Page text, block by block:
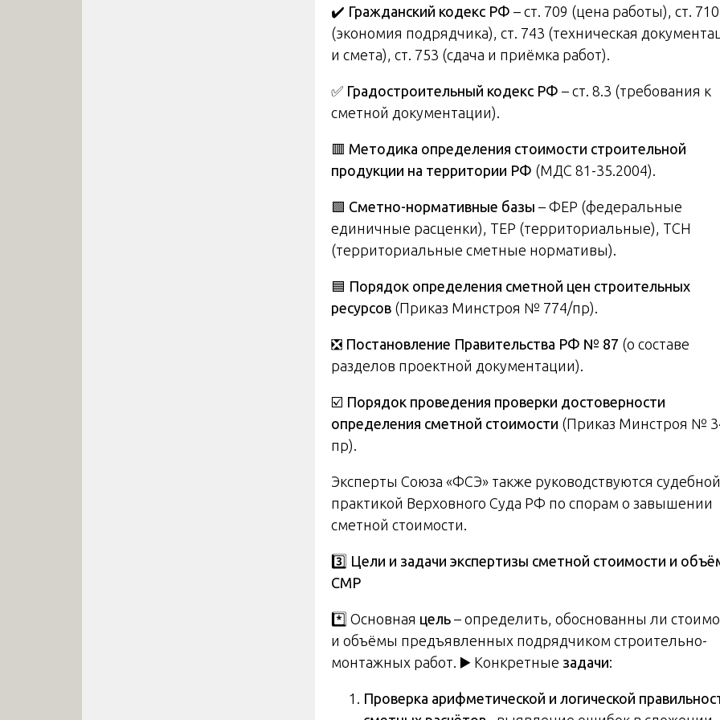
✔️ Гражданский кодекс РФ – ст. 709 (цена работы), ст. 710
(экономия подрядчика), ст. 743 (техническая
и смета), ст. 753 (сдача и приёмка работ).
✅ Градостроительный кодекс РФ – ст. 8.3 (требования к
сметной документации).
🟥 Методика определения стоимости строительной
продукции на территории РФ (МДС 81-35.2004).
🟩 Сметно-нормативные базы – ФЕР (федеральные
единичные расценки), ТЕР (территориальные), ТСН
(территориальные сметные нормативы).
🟦 Порядок определения сметной цен строительных
ресурсов (Приказ Минстроя № 774/пр).
❎ Постановление Правительства РФ № 87 (о составе
разделов проектной документации).
☑️ Порядок проведения проверки достоверности
определения сметной стоимости (Приказ Минстроя №
пр).
Эксперты Союза «ФСЭ» также руководствуются судебной
практикой Верховного Суда РФ по спорам о завышении
сметной стоимости.
3️ Цели и задачи экспертизы сметной стоимости и
СМР
*️⃣ Основная цель – определить, обоснованны ли
и объёмы предъявленных подрядчиком строительно-
монтажных работ. ▶️ Конкретные задачи:
Проверка арифметической и логической